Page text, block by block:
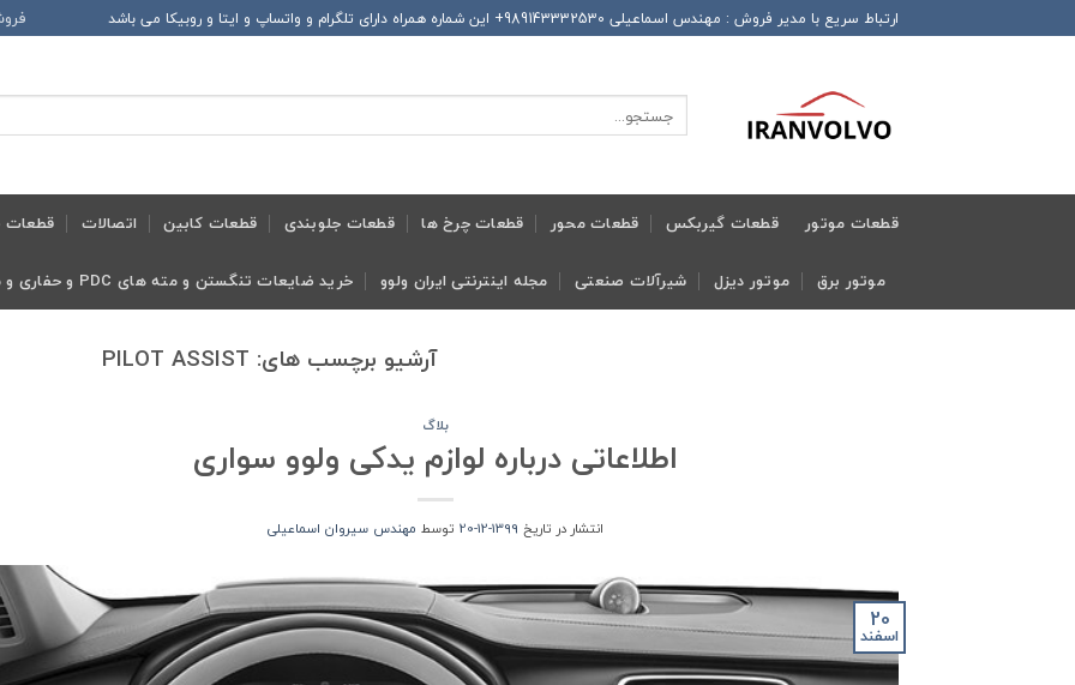
to
ارتباط سریع با مدیر فروش : مهندس اسماعیلی 989143332530+ این شماره همراه دارای تلگرام و واتساپ و ایتا و روبیکا می باشد
جستجو
برای:
قطعات موتور قطعات گیربکس قطعات محور قطعات چرخ ها قطعات جلوبندی قطعات کابین اتصالات قطعات
موتور برق موتور دیزل شیرآلات صنعتی مجله اینترنتی ایران ولوو خرید ضایعات تنگستن و مته های PDC و حفاری و معدنی و ابزار تراش
آرشیو برچسب های: PILOT ASSIST
بلاگ
اطلاعاتی درباره لوازم یدکی ولوو سواری
انتشار در تاریخ 1399-12-20 توسط مهندس سیروان اسماعیلی
20
اسفند